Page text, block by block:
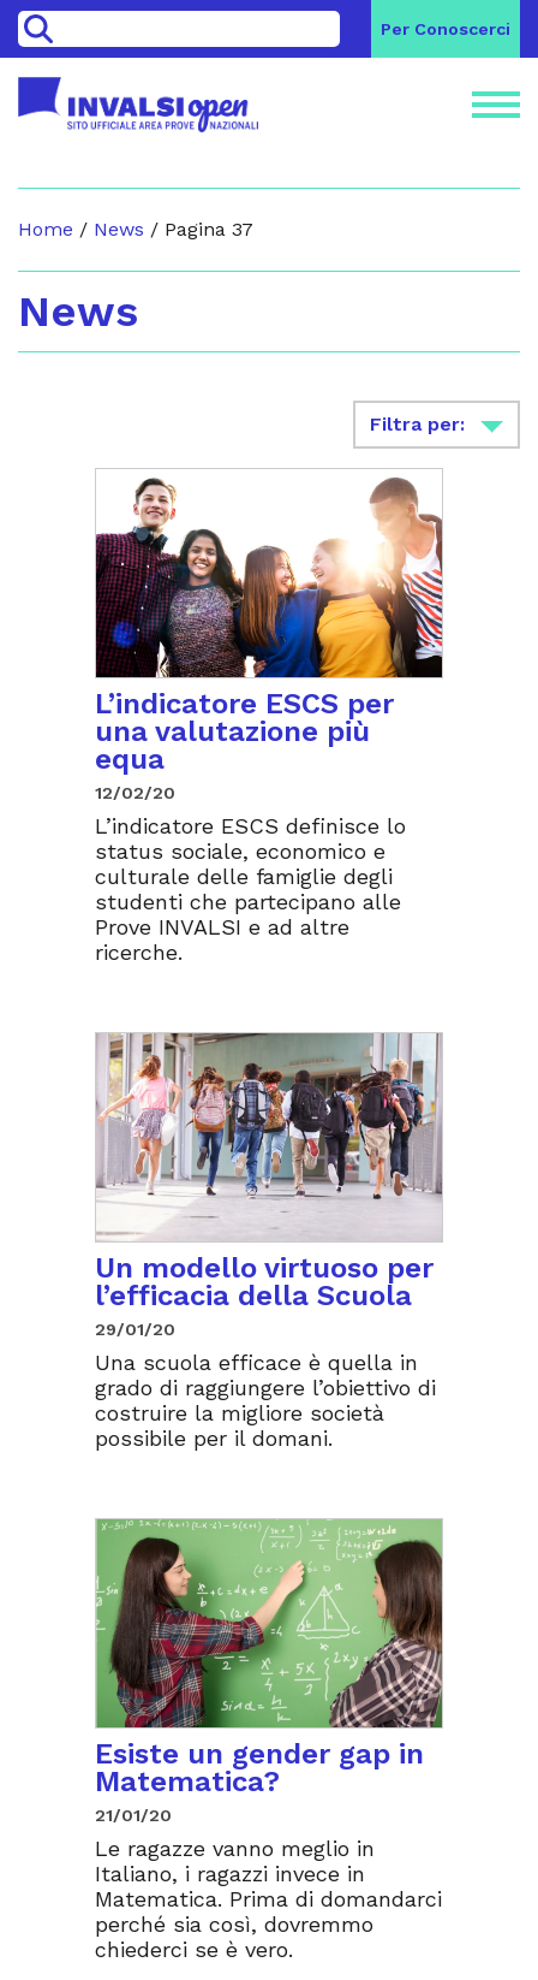
> Per Conoscerci
Home / News / Pagina 37
News
Filtra per:
L’indicatore ESCS per
una valutazione più
equa
12/02/20
L’indicatore ESCS definisce lo
status sociale, economico e
culturale delle famiglie degli
studenti che partecipano alle
Prove INVALSI e ad altre
ricerche.
Un modello virtuoso per
l’efficacia della Scuola
29/01/20
Una scuola efficace è quella in
grado di raggiungere l’obiettivo di
costruire la migliore società
possibile per il domani.
Esiste un gender gap in
Matematica?
21/01/20
Le ragazze vanno meglio in
Italiano, i ragazzi invece in
Matematica. Prima di domandarci
perché sia così, dovremmo
chiederci se è vero.